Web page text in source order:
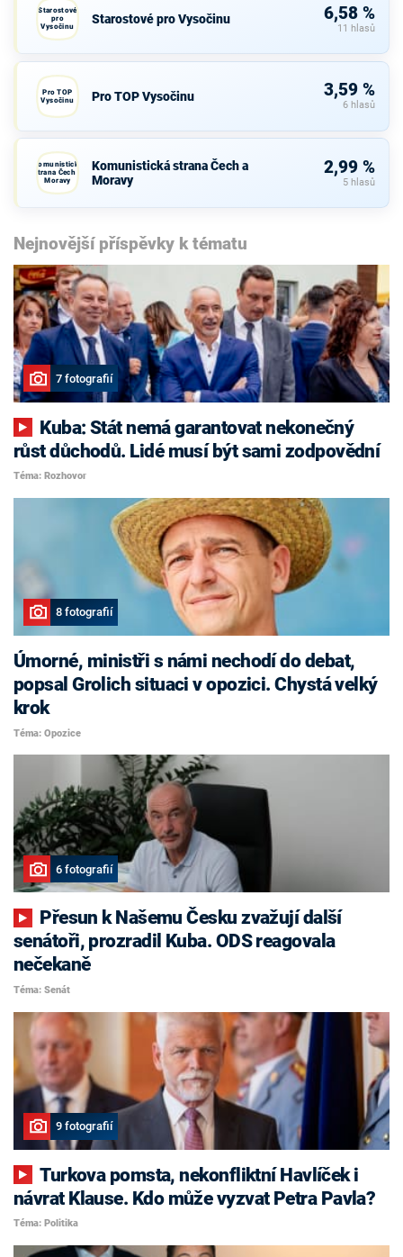
Starostové
pro
Vysočinu
Starostové pro Vysočinu 6,58 %
11 hlasů
Pro TOP
Vysočinu
Pro TOP Vysočinu 3,59 %
6 hlasů
Komunistická
strana Čech a
Moravy
Komunistická strana Čech a
Moravy
2,99 %
5 hlasů
Nejnovější příspěvky k tématu
7 fotografií
růst důchodů. Lidé musí být sami zodpovědní
Téma: Rozhovor
8 fotografií
Úmorné, ministři s námi nechodí do debat,
popsal Grolich situaci v opozici. Chystá velký
krok
Téma: Opozice
6 fotografií
senátoři, prozradil Kuba. ODS reagovala
nečekaně
Téma: Senát
9 fotografií
Turkova pomsta, nekonfliktní Havlíček i
návrat Klause. Kdo může vyzvat Petra Pavla?
Téma: Politika